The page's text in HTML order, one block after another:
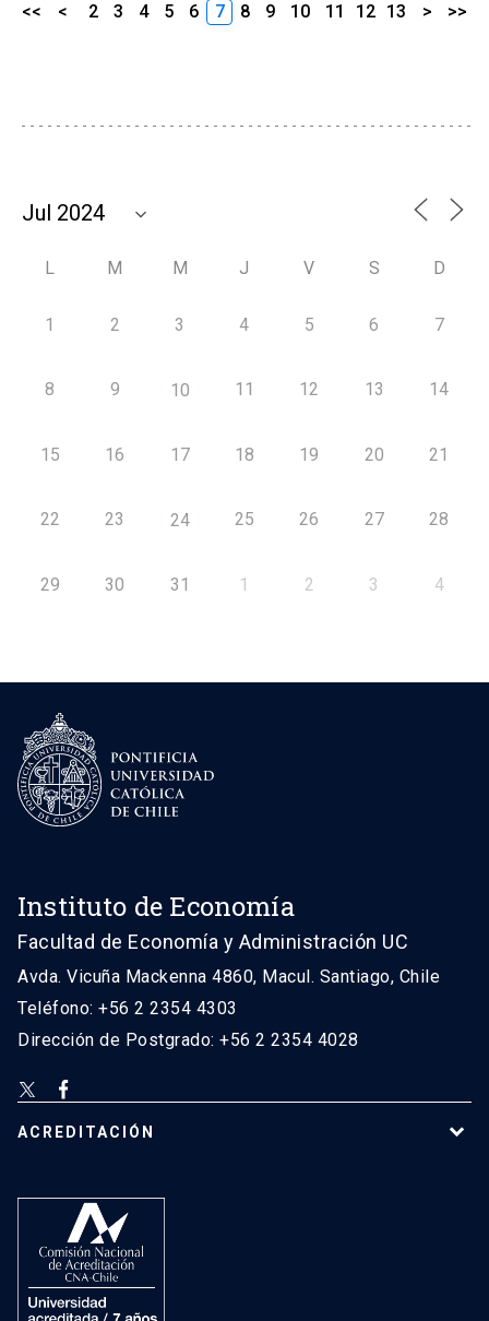
<< < 2 3 4 5 6 7 8 9 10 11 12 13 > >>
L M M J V S D
1 2 3 4 5 6 7
8 9 10 11 12 13 14
15 16 17 18 19 20 21
22 23 24 25 26 27 28
29 30 31 1 2 3 4
Instituto de Economía
Facultad de Economía y Administración UC
Avda. Vicuña Mackenna 4860, Macul. Santiago, Chile
Teléfono: +56 2 2354 4303
Dirección de Postgrado: +56 2 2354 4028
ACREDITACIÓN